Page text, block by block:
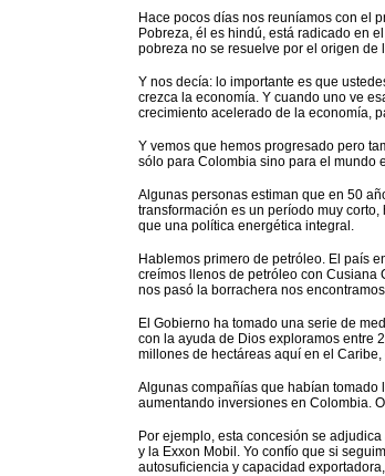
Hace pocos días nos reuníamos con el
Pobreza, él es hindú, está radicado en
pobreza no se resuelve por el origen
Y nos decía: lo importante es que
crezca la economía. Y cuando uno ve
crecimiento acelerado de la economía,
Y vemos que hemos progresado pero
sólo para Colombia sino para el mundo
Algunas personas estiman que en 50
transformación es un período muy
que una política energética integral.
Hablemos primero de petróleo. El país
creímos llenos de petróleo con Cusiana
nos pasó la borrachera nos
El Gobierno ha tomado una serie de
con la ayuda de Dios exploramos entre
millones de hectáreas aquí en el
Algunas compañías que habían tomado
aumentando inversiones en Colombia.
Por ejemplo, esta concesión se
y la Exxon Mobil. Yo confío que si
autosuficiencia y capacidad